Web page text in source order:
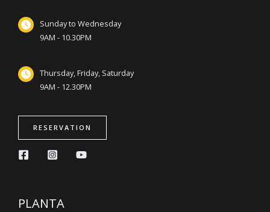
Sunday to Wednesday
9AM - 10.30PM
Thursday, Friday, Saturday
9AM - 12.30PM
RESERVATION
PLANTA